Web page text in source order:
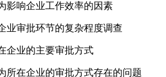
影响企业工作效率的因素
业审批环节的复杂程度调查
企业的主要审批方式
所在企业的审批方式存在的问题